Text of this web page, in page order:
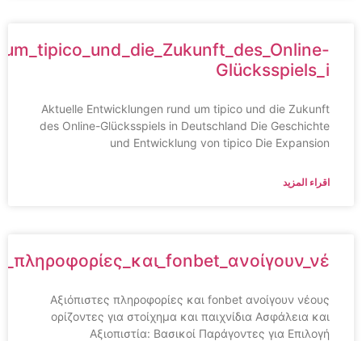
Glücksspiels_i
Aktuelle Entwicklungen rund um tipico und die Zukunft
des Online-Glücksspiels in Deutschland Die Geschichte
und Entwicklung von tipico Die Expansion
اقراء المزيد
Αξιόπιστες πληροφορίες και fonbet ανοίγουν νέους
ορίζοντες για στοίχημα και παιχνίδια Ασφάλεια και
Αξιοπιστία: Βασικοί Παράγοντες για Επιλογή